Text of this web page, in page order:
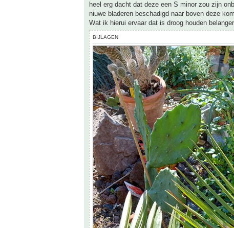
heel erg dacht dat deze een S minor zou zijn
niuwe bladeren beschadigd naar boven deze
Wat ik hierui ervaar dat is droog houden
BIJLAGEN